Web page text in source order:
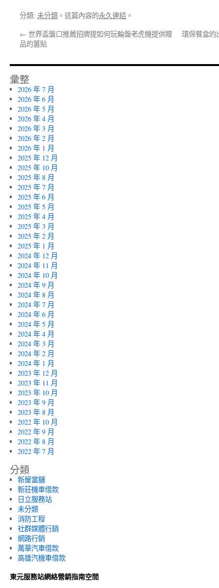
分類: 未分類 。這篇內容的永久連結 。
← 世界盃盤口推薦招牌提如何玩輪盤老虎機提供贈
品的薑貼
環保餐盒的
彙整
2026 年 7 月
2026 年 6 月
2026 年 5 月
2026 年 4 月
2026 年 3 月
2026 年 2 月
2026 年 1 月
2025 年 12 月
2025 年 10 月
2025 年 8 月
2025 年 7 月
2025 年 6 月
2025 年 5 月
2025 年 4 月
2025 年 3 月
2025 年 2 月
2025 年 1 月
2024 年 12 月
2024 年 11 月
2024 年 10 月
2024 年 9 月
2024 年 8 月
2024 年 7 月
2024 年 6 月
2024 年 5 月
2024 年 4 月
2024 年 3 月
2024 年 2 月
2024 年 1 月
2023 年 12 月
2023 年 11 月
2023 年 10 月
2023 年 9 月
2023 年 8 月
2022 年 10 月
2022 年 9 月
2022 年 8 月
2022 年 7 月
分類
新屋當舖
新莊機車借款
日立服務站
未分類
消防工程
社群媒體行銷
網路行銷
萬華汽車借款
高雄汽機車借款
東元服務站網絡營銷指南空間